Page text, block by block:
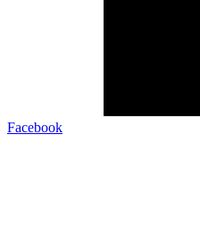
Facebook